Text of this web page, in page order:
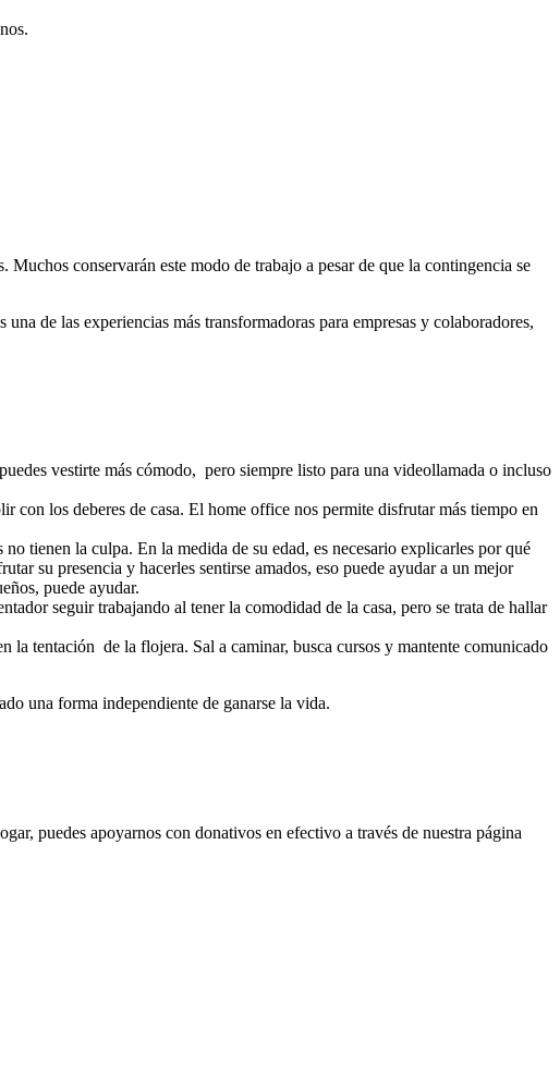
conservarán este modo de trabajo a pesar de que la contingencia se
de las experiencias más transformadoras para empresas y colaboradores,
vestirte más cómodo, pero siempre listo para una videollamada o incluso
los deberes de casa. El home office nos permite disfrutar más tiempo en
tienen la culpa. En la medida de su edad, es necesario explicarles por qué
su presencia y hacerles sentirse amados, eso puede ayudar a un mejor
puede ayudar.
seguir trabajando al tener la comodidad de la casa, pero se trata de hallar
la tentación de la flojera. Sal a caminar, busca cursos y mantente comunicado
una forma independiente de ganarse la vida.
puedes apoyarnos con donativos en efectivo a través de nuestra página